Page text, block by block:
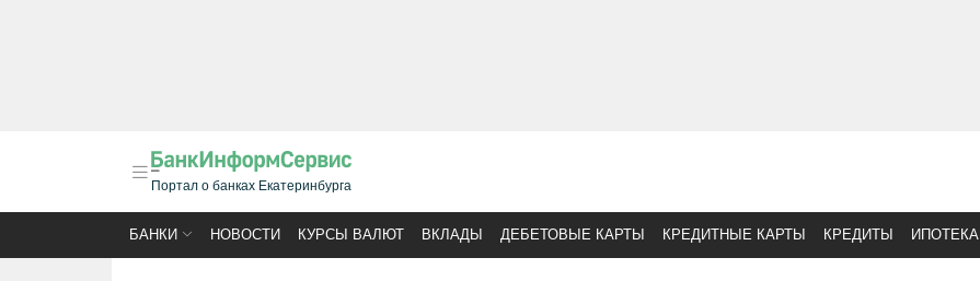
Портал о банках Екатеринбурга
БАНКИ НОВОСТИ КУРСЫ ВАЛЮТ ВКЛАДЫ ДЕБЕТОВЫЕ КАРТЫ КРЕДИТНЫЕ КАРТЫ КРЕДИТЫ ИПОТЕКА